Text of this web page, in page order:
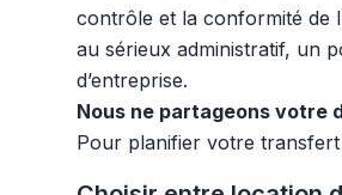
contrôle et la conformité de
au sérieux administratif, un
d’entreprise.
Nous ne partageons votre
Pour planifier votre